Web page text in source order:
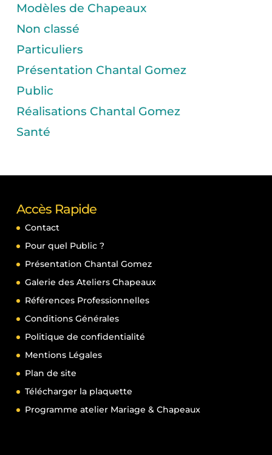
Modèles de Chapeaux
Non classé
Particuliers
Présentation Chantal Gomez
Public
Réalisations Chantal Gomez
Santé
Accès Rapide
Contact
Pour quel Public ?
Présentation Chantal Gomez
Galerie des Ateliers Chapeaux
Références Professionnelles
Conditions Générales
Politique de confidentialité
Mentions Légales
Plan de site
Télécharger la plaquette
Programme atelier Mariage & Chapeaux